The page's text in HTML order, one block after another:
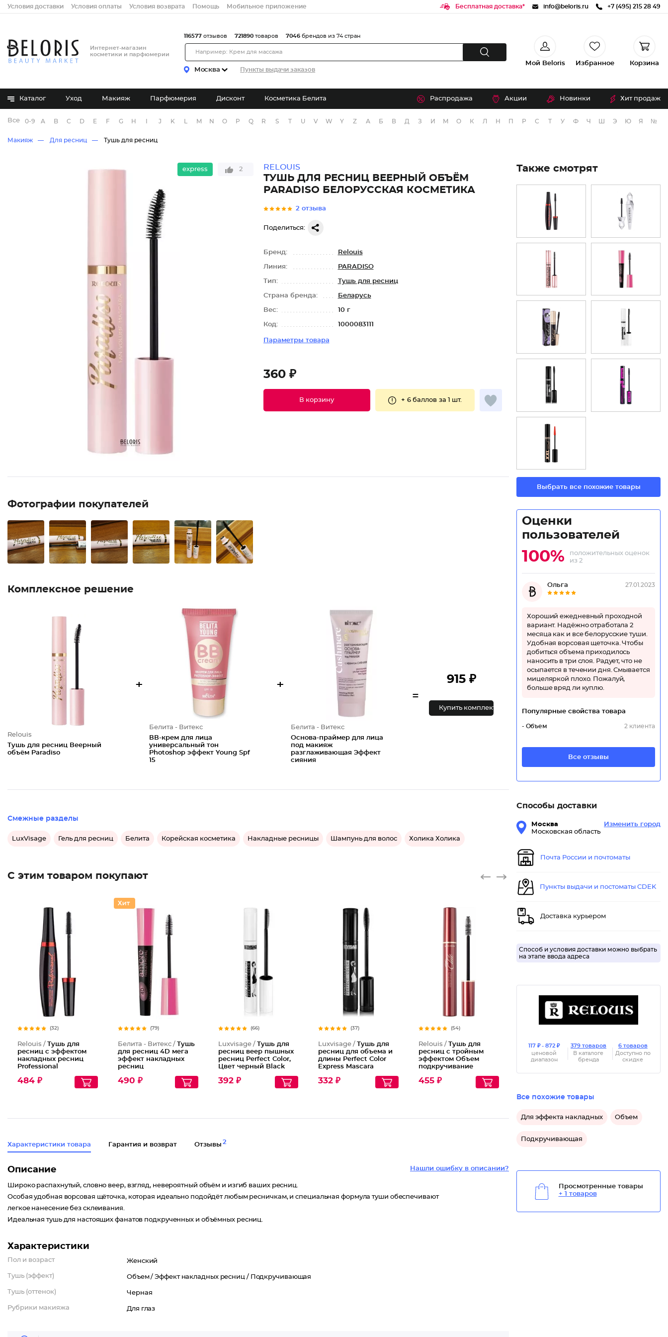
Условия доставки Условия оплаты Условия возврата Помощь Мобильное приложение Бесплатная доставка* info@beloris.ru +7 (495) 215 28 49
Интернет-магазин
косметики и парфюмерии
Москва Пункты выдачи заказов
116577 отзывов 721890 товаров 7046 брендов из 74 стран
Мой Beloris Избранное Корзина
Каталог Уход Макияж Парфюмерия Дисконт Косметика Белита Распродажа Акции Новинки Хит продаж
Все бренды
0-9 A B C D E F G H J K M N O P Q R S T U V W Y Z А Б В Д З И М О К Л Н П Р С Т У Ф Ч Э Ю Я №
Макияж Для ресниц Тушь для ресниц
express 2 RELOUIS
ТУШЬ ДЛЯ РЕСНИЦ ВЕЕРНЫЙ ОБЪЁМ
PARADISO БЕЛОРУССКАЯ КОСМЕТИКА
2 отзыва
Поделиться:
Бренд: Relouis
Линия: PARADISO
Тип: Тушь для ресниц
Страна бренда: Беларусь
Вес: 10 г
Код: 1000083111
Параметры товара
360 ₽
В корзину + 6 баллов за 1 шт.
Фотографии покупателей
Комплексное решение
Relouis
Тушь для ресниц Веерный
объём Paradiso
+
Белита - Витекс
ВВ-крем для лица
универсальный тон
Photoshop эффект Young Spf
15
+
Белита - Витекс
Основа-праймер для лица
под макияж
разглаживающая Эффект
сияния
=
915 ₽
Купить комплект
Смежные разделы
LuxVisage Гель для ресниц Белита Корейская косметика Накладные ресницы Шампунь для волос Холика Холика
С этим товаром покупают
(32)
Relouis / Тушь для
ресниц с эффектом
накладных ресниц
Professional
484 ₽
(79)
Белита - Витекс / Тушь
для ресниц 4D мега
эффект накладных
ресниц
490 ₽
(66)
Luxvisage / Тушь для
ресниц веер пышных
ресниц Perfect Color,
Цвет черный Black
392 ₽
(37)
Luxvisage /Тушь для
ресниц для объема и
длины Perfect Color
Express Mascara
332 ₽
(54)
Relouis /Тушь для
ресниц с тройным
эффектом Объем
подкручивание
455 ₽
Характеристики товара Гарантия и возврат Отзывы 2
Нашли ошибку в описании?
Описание
Широко распахнутый, словно веер, взгляд, невероятный объём и изгиб ваших ресниц.
Особая удобная ворсовая щёточка, которая идеально подойдёт любым ресничкам, и специальная формула туши обеспечивают
легкое нанесение без склеивания.
Идеальная тушь для настоящих фанатов подкрученных и объёмных ресниц.
Характеристики
Пол и возраст Женский
Тушь (эффект) Объем /Эффект накладных ресниц / Подкручивающая
Тушь (оттенок) Черная
Рубрики макияжа Для глаз
Также смотрят
Выбрать все похожие товары
Оценки
пользователей
100%
положительных оценок
из 2
Ольга 27.01.2023
Хороший ежедневный проходной
вариант. Надёжно отработала 2
месяца как и все белорусские туши.
Удобная ворсовая щеточка. Чтобы
добиться объема приходилось
наносить в три слоя. Радует, что не
осыпается в течении дня. Смывается
мицеляркой плохо. Пожалуй,
больше вряд ли куплю.
Популярные свойства товара
- Объем 2 клиента
Все отзывы
Способы доставки
Москва
Московская область
Изменить город
Почта России и почтоматы
Пункты выдачи и постоматы CDEK
Доставка курьером
Способ и условия доставки можно выбрать
на этапе ввода адреса
117 ₽ - 872 ₽
ценовой
диапазон
379 товаров
В каталоге
бренда
6 товаров
Доступно по
скидке
Все похожие товары
Для эффекта накладных Объем
Подкручивающая
Просмотренные товары
+ 1 товаров